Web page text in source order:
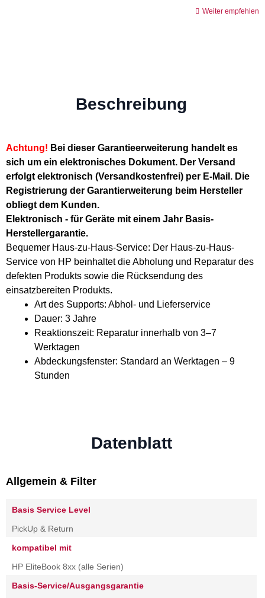
Weiter empfehlen
Beschreibung
Achtung! Bei dieser Garantieerweiterung handelt es
sich um ein elektronisches Dokument. Der Versand
erfolgt elektronisch (Versandkostenfrei) per E-Mail. Die
Registrierung der Garantierweiterung beim Hersteller
obliegt dem Kunden.
Elektronisch - für Geräte mit einem Jahr Basis-
Herstellergarantie.
Bequemer Haus-zu-Haus-Service: Der Haus-zu-Haus-
Service von HP beinhaltet die Abholung und Reparatur des
defekten Produkts sowie die Rücksendung des
einsatzbereiten Produkts.
Art des Supports: Abhol- und Lieferservice
Dauer: 3 Jahre
Reaktionszeit: Reparatur innerhalb von 3–7
Werktagen
Abdeckungsfenster: Standard an Werktagen – 9
Stunden
Datenblatt
Allgemein & Filter
Basis Service Level
PickUp & Return
kompatibel mit
HP EliteBook 8xx (alle Serien)
Basis-Service/Ausgangsgarantie